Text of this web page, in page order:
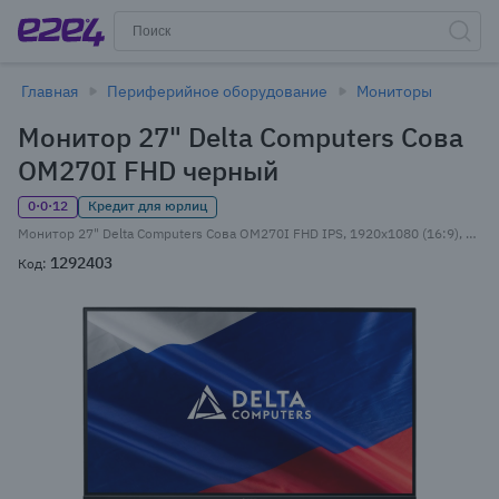
Главная Периферийное оборудование Мониторы
Монитор 27" Delta Computers Сова
OM270I FHD черный
0·0·12
Кредит для юрлиц
Монитор 27" Delta Computers Сова OM270I FHD IPS, 1920x1080 (16:9), 250кд/м2, 5 мс, 178°/178°, VGA, HDMI, DisplayPort, черный (OM270I.FHD.AS.01.P2) Внесен в реестр Минпромторга РФ
Код: 1292403